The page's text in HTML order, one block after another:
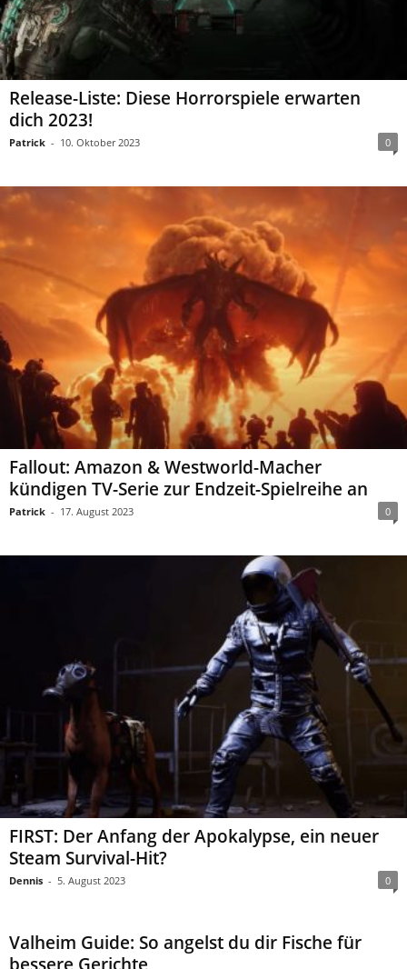
Release-Liste: Diese Horrorspiele erwarten
dich 2023!
Patrick - 10. Oktober 2023 0
Fallout: Amazon & Westworld-Macher
kündigen TV-Serie zur Endzeit-Spielreihe an
Patrick - 17. August 2023 0
FIRST: Der Anfang der Apokalypse, ein neuer
Steam Survival-Hit?
Dennis - 5. August 2023 0
Valheim Guide: So angelst du dir Fische für